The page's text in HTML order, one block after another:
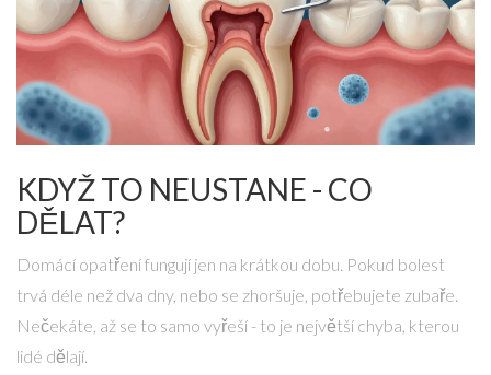
KDYŽ TO NEUSTANE - CO
DĚLAT?
Domácí opatření fungují jen na krátkou dobu. Pokud bolest
trvá déle než dva dny, nebo se zhoršuje, potřebujete zubaře.
Nečekáte, až se to samo vyřeší - to je největší chyba, kterou
lidé dělají.